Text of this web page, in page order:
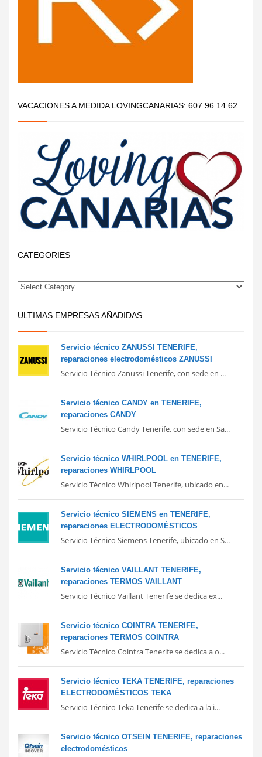
VACACIONES A MEDIDA LOVINGCANARIAS: 607 96 14 62
CATEGORIES
ULTIMAS EMPRESAS AÑADIDAS
Servicio técnico ZANUSSI TENERIFE,
reparaciones electrodomésticos ZANUSSI
Servicio Técnico Zanussi Tenerife, con sede en ...
Servicio técnico CANDY en TENERIFE,
reparaciones CANDY
Servicio Técnico Candy Tenerife, con sede en Sa...
Servicio técnico WHIRLPOOL en TENERIFE,
reparaciones WHIRLPOOL
Servicio Técnico Whirlpool Tenerife, ubicado en...
Servicio técnico SIEMENS en TENERIFE,
reparaciones ELECTRODOMÉSTICOS
Servicio Técnico Siemens Tenerife, ubicado en S...
Servicio técnico VAILLANT TENERIFE,
reparaciones TERMOS VAILLANT
Servicio Técnico Vaillant Tenerife se dedica ex...
Servicio técnico COINTRA TENERIFE,
reparaciones TERMOS COINTRA
Servicio Técnico Cointra Tenerife se dedica a o...
Servicio técnico TEKA TENERIFE, reparaciones
ELECTRODOMÉSTICOS TEKA
Servicio Técnico Teka Tenerife se dedica a la i...
Servicio técnico OTSEIN TENERIFE, reparaciones
electrodomésticos